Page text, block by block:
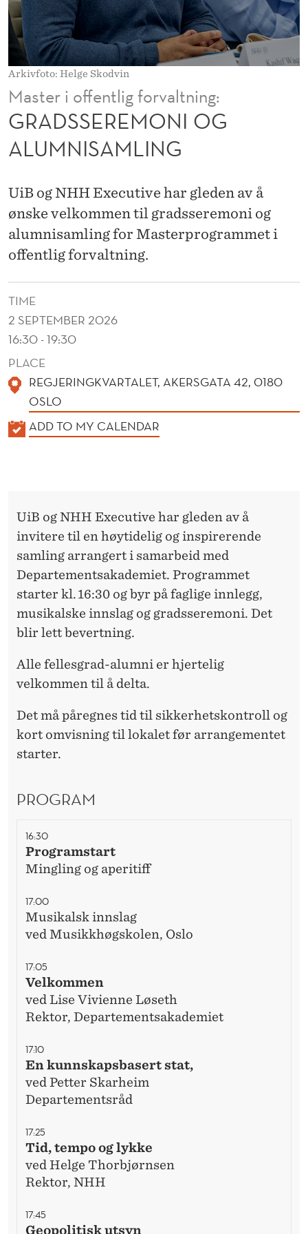
O
G
A
L
U
M
N
S
A
M
L
N
G
Arkivfoto: Helge Skodvin
Master i offentlig forvaltning:
GRADSSEREMONI OG
ALUMNISAMLING
UiB og NHH Executive har gleden av å
ønske velkommen til gradsseremoni og
alumnisamling for Masterprogrammet i
offentlig forvaltning.
TIME
2 SEPTEMBER 2026
16:30 - 19:30
PLACE
REGJERINGKVARTALET, AKERSGATA 42, 0180
OSLO
K
ADD TO MY CALENDAR
UiB og NHH Executive har gleden av å
invitere til en høytidelig og inspirerende
samling arrangert i samarbeid med
Departementsakademiet. Programmet
starter kl. 16:30 og byr på faglige innlegg,
musikalske innslag og gradsseremoni. Det
blir lett bevertning.
Alle fellesgrad-alumni er hjertelig
velkommen til å delta.
Det må påregnes tid til sikkerhetskontroll og
kort omvisning til lokalet før arrangementet
starter.
PROGRAM
16:30
Programstart
Mingling og aperitiff
17:00
Musikalsk innslag
ved Musikkhøgskolen, Oslo
17:05
Velkommen
ved Lise Vivienne Løseth
Rektor, Departementsakademiet
17:10
En kunnskapsbasert stat,
ved Petter Skarheim
Departementsråd
17:25
Tid, tempo og lykke
ved Helge Thorbjørnsen
Rektor, NHH
17:45
Geopolitisk utsyn